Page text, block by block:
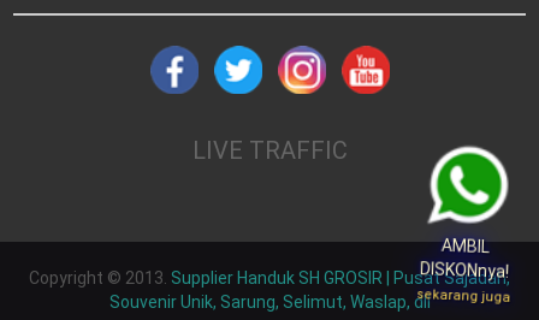
LIVE TRAFFIC
Copyright © 2013. Supplier Handuk SH GROSIR | Pusat Sajadah,
Souvenir Unik, Sarung, Selimut, Waslap, dll
AMBIL
DISKONnya!
sekarang juga